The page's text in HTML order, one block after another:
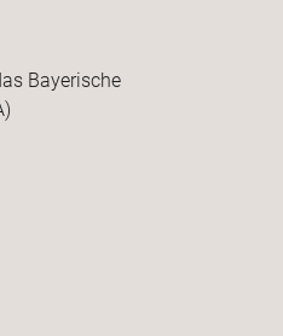
Bayerische